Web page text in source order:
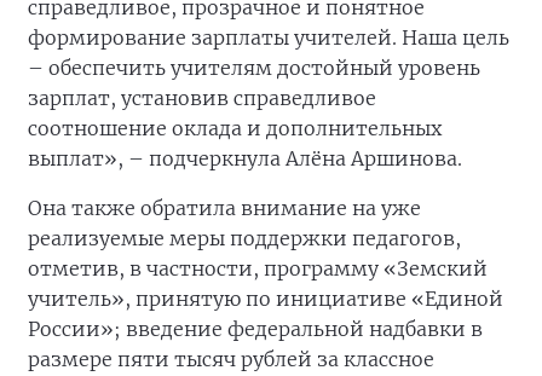
справедливое, прозрачное и понятное
формирование зарплаты учителей. Наша цель
– обеспечить учителям достойный уровень
зарплат, установив справедливое
соотношение оклада и дополнительных
выплат», – подчеркнула Алёна Аршинова.
Она также обратила внимание на уже
реализуемые меры поддержки педагогов,
отметив, в частности, программу «Земский
учитель», принятую по инициативе «Единой
России»; введение федеральной надбавки в
размере пяти тысяч рублей за классное